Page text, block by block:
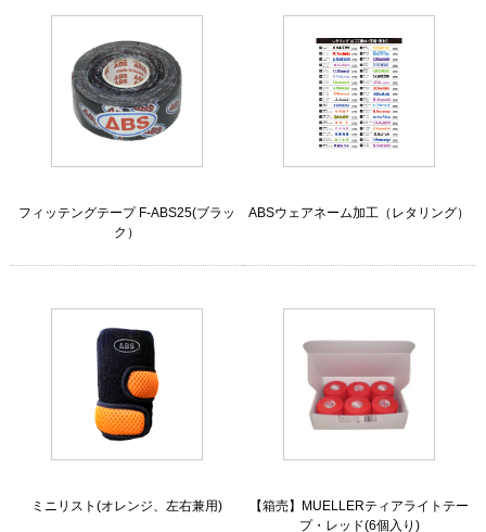
フィッテングテープ F-ABS25(ブラッ
ク）
ABSウェアネーム加工（レタリング）
ミニリスト(オレンジ、左右兼用)
【箱売】MUELLERティアライトテー
プ・レッド(6個入り)